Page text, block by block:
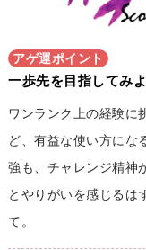
アゲ運ポイント
一歩先を目指してみ
ワンランク上の経験に
ど、有益な使い方にな
強も、チャレンジ精神
とやりがいを感じるは
て。